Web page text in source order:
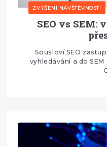
ZVÝŠENÍ NÁVŠTĚVNOSTI
SEO vs SEM:
Sousloví SEO
vyhledávání a do